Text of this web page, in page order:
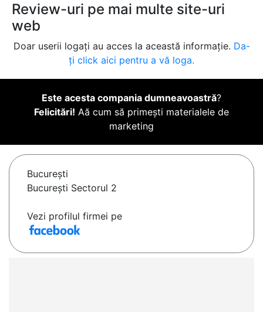
Review-uri pe mai multe site-uri
web
Doar userii logați au acces la această informație. Da-
ți click aici pentru a vă loga.
Este acesta compania dumneavoastră?
Felicitări! Aă cum să primești materialele de
marketing
Bucureşti
Bucureşti Sectorul 2
Vezi profilul firmei pe